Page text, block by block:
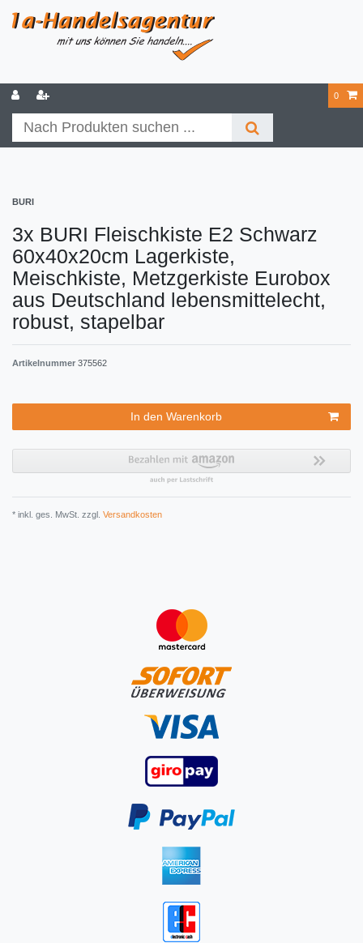
0
BURI
3x BURI Fleischkiste E2 Schwarz
60x40x20cm Lagerkiste,
Meischkiste, Metzgerkiste Eurobox
aus Deutschland lebensmittelecht,
robust, stapelbar
Artikelnummer 375562
In den Warenkorb
* inkl. ges. MwSt. zzgl. Versandkosten